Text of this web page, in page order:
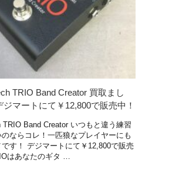
TRIO Band Creator 買取まし
ジマートにて￥12,800で販売中！
TRIO Band Creator いつもと違う練習
のならコレ！一匹狼なプレイヤーにも
です！ デジマートにて￥12,800で販売
はあなたのギタ …